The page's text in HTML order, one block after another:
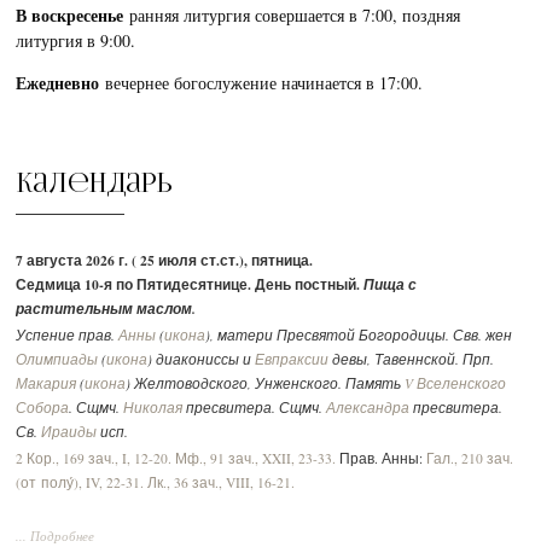
В воскресеньеранняя литургия совершается в 7:00, поздняя
литургия в 9:00.
Ежедневновечернее богослужение начинается в 17:00.
Календарь
7 августа 2026 г. ( 25 июля ст.ст.), пятница.
Седмица 10-я по Пятидесятнице. День постный.Пища с
растительным маслом.
Успение прав.Анны (икона ), матери Пресвятой Богородицы. Свв. жен
Олимпиады (икона ) диакониссы иЕвпраксии девы, Тавеннской. Прп.
Макария (икона ) Желтоводского, Унженского. Память V Вселенского
Собора . Сщмч.Николая пресвитера. Сщмч.Александра пресвитера.
Св.Ираиды исп.
2 Кор., 169 зач., I, 12-20. Мф., 91 зач., XXII, 23-33. Прав. Анны: Гал., 210 зач.
(от полу́), IV, 22-31. Лк., 36 зач., VIII, 16-21.
... Подробнее